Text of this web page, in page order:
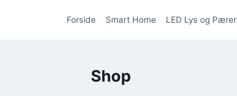
Forside Smart Home LED Lys og Pærer
Shop